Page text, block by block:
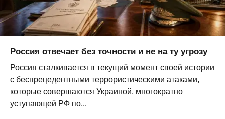
Россия отвечает без точности и не на ту угрозу
Россия сталкивается в текущий момент своей истории
с беспрецедентными террористическими атаками,
которые совершаются Украиной, многократно
уступающей РФ по...